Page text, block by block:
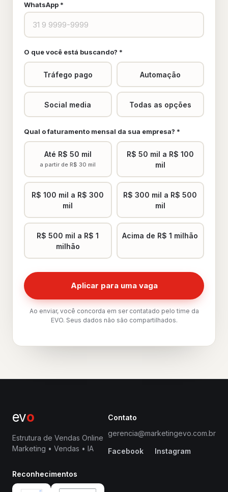
WhatsApp *
O que você está buscando? *
Tráfego pago Automação
Social media Todas as opções
Qual o faturamento mensal da sua empresa? *
Até R$ 50 mil
a partir de R$ 30 mil
R$ 50 mil a R$ 100
mil
R$ 100 mil a R$ 300
mil
R$ 300 mil a R$ 500
mil
R$ 500 mil a R$ 1
milhão
Acima de R$ 1 milhão
Aplicar para uma vaga
Ao enviar, você concorda em ser contatado pelo time da
EVO. Seus dados não são compartilhados.
evo
Estrutura de Vendas Online
Marketing • Vendas • IA
Contato
gerencia@marketingevo.com.br
Facebook Instagram
Reconhecimentos